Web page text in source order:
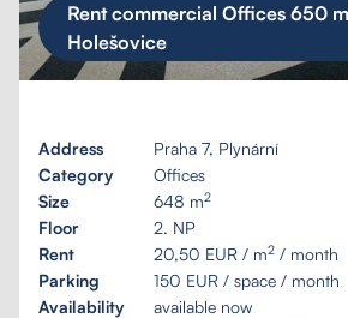
Rent commercial Offices 650
Holešovice
Address
Praha 7, Plynární
Category
Offices
Size
648 m2
Floor
2. NP
Rent
20,50 EUR / m2 / month
Parking
150 EUR / space / month
Availability
available now